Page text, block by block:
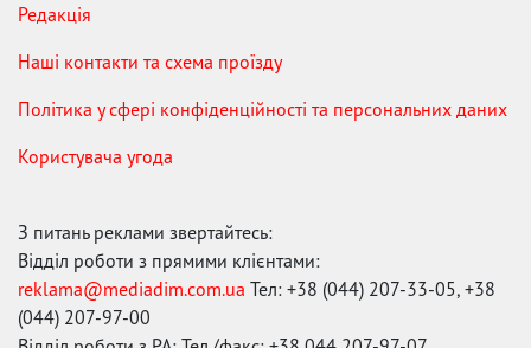
Редакція
Наші контакти та схема проїзду
Політика у сфері конфіденційності та персональних даних
Користувача угода
З питань реклами звертайтесь:
Відділ роботи з прямими клієнтами:
reklama@mediadim.com.ua Тел: +38 (044) 207-33-05, +38
(044) 207-97-00